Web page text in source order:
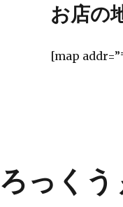
お店の
[map addr=”
っくう